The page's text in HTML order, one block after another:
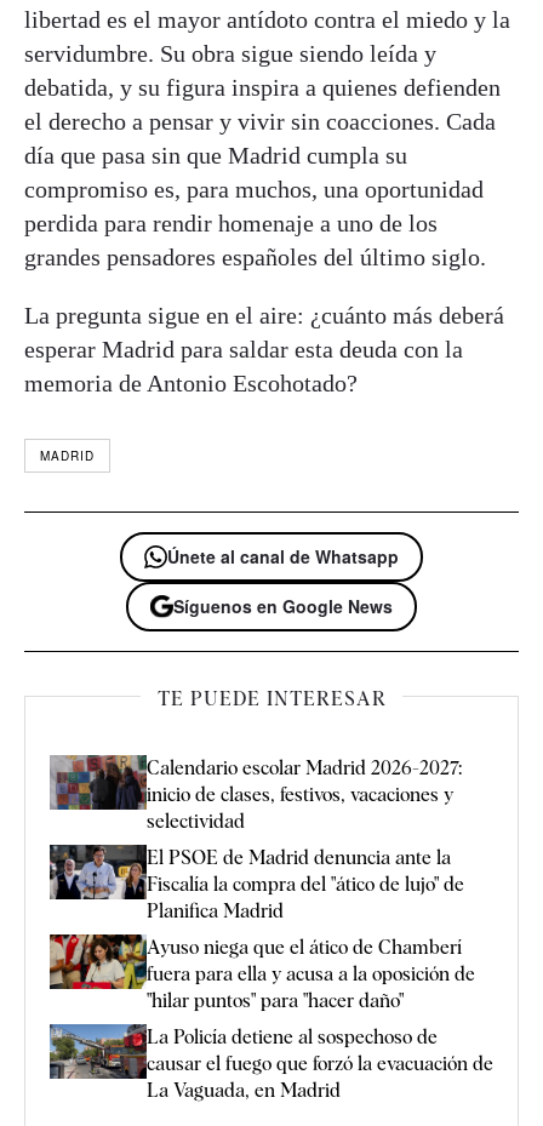
libertad es el mayor antídoto contra el miedo y la
servidumbre. Su obra sigue siendo leída y
debatida, y su figura inspira a quienes defienden
el derecho a pensar y vivir sin coacciones. Cada
día que pasa sin que Madrid cumpla su
compromiso es, para muchos, una oportunidad
perdida para rendir homenaje a uno de los
grandes pensadores españoles del último siglo.
La pregunta sigue en el aire: ¿cuánto más deberá
esperar Madrid para saldar esta deuda con la
memoria de Antonio Escohotado?
MADRID
Únete al canal de Whatsapp
Síguenos en Google News
TE PUEDE INTERESAR
Calendario escolar Madrid 2026-2027:
inicio de clases, festivos, vacaciones y
selectividad
El PSOE de Madrid denuncia ante la
Fiscalía la compra del "ático de lujo" de
Planifica Madrid
Ayuso niega que el ático de Chamberí
fuera para ella y acusa a la oposición de
"hilar puntos" para "hacer daño"
La Policía detiene al sospechoso de
causar el fuego que forzó la evacuación de
La Vaguada, en Madrid